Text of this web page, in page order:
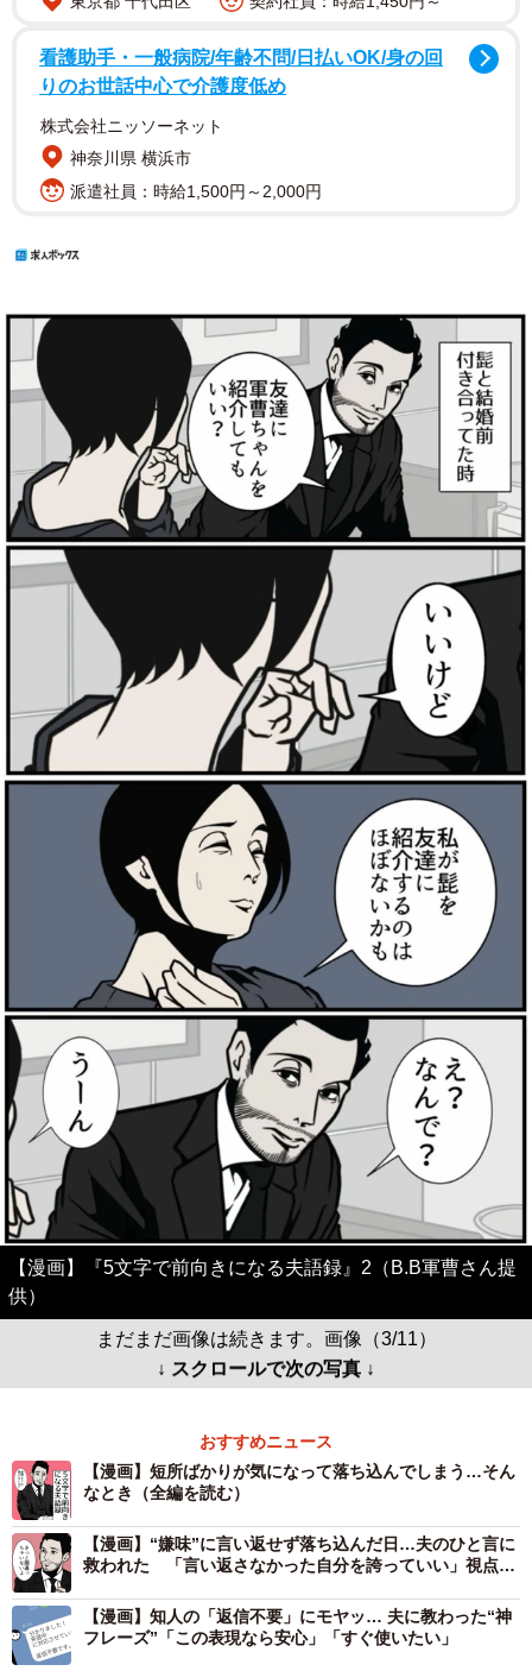
看護助手・一般病院/年齢不問/日払いOK/身の回
りのお世話中心で介護度低め
株式会社ニッソーネット
神奈川県 横浜市
派遣社員：時給1,500円～2,000円
【漫画】『5文字で前向きになる夫語録』2（B.B軍曹さん提
供）
まだまだ画像は続きます。画像（3/11）
↓ スクロールで次の写真 ↓
おすすめニュース
【漫画】短所ばかりが気になって落ち込んでしまう…そん
なとき（全編を読む）
【漫画】“嫌味”に言い返せず落ち込んだ日…夫のひと言に
救われた 「言い返さなかった自分を誇っていい」視点
【漫画】知人の「返信不要」にモヤッ… 夫に教わった“神
フレーズ”「この表現なら安心」「すぐ使いたい」